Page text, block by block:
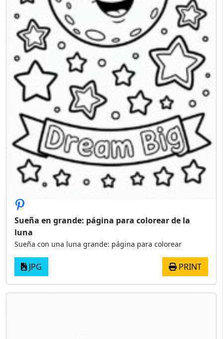
Sueña en grande: página para colorear de la
luna
Sueña con una luna grande: página para colorear
JPG PRINT